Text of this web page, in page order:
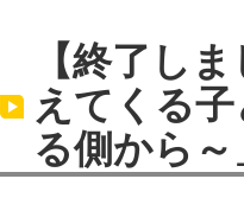
【終了し
えてくる
る側から